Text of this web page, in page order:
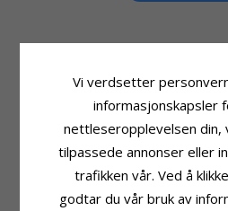
Produktinformasjon
Gave
Charms
Edelmetall:Sølv
Overflate:
Høyde Ekskl. Lås:
8,0 mm
Stein:
Vi verdsetter
informasjonskapsler
nettleseropplevelsen din,
tilpassede annonser eller
trafikken vår. Ved å
godtar du vår bruk av